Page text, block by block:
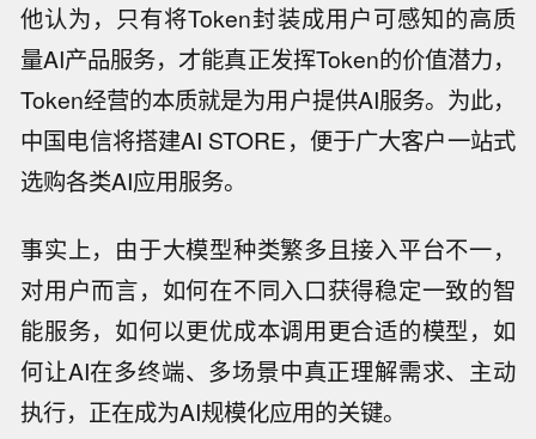
他认为，只有将Token封装成用户可感知的高质
量AI产品服务，才能真正发挥Token的价值潜力，
Token经营的本质就是为用户提供AI服务。为此，
中国电信将搭建AI STORE，便于广大客户一站式
选购各类AI应用服务。
事实上，由于大模型种类繁多且接入平台不一，
对用户而言，如何在不同入口获得稳定一致的智
能服务，如何以更优成本调用更合适的模型，如
何让AI在多终端、多场景中真正理解需求、主动
执行，正在成为AI规模化应用的关键。